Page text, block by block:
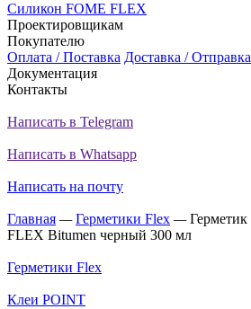
Силикон FOME FLEX
Проектировщикам
Покупателю
Оплата / Поставка Доставка / Отправка
Документация
Контакты
Написать в Telegram
Написать в Whatsapp
Написать на почту
Главная — Герметики Flex —
FLEX Bitumen черный 300 мл
Герметики Flex
Клеи POINT